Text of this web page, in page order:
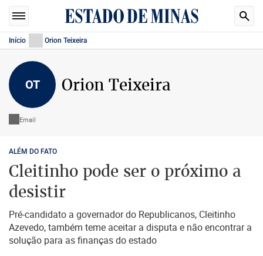
Início Orion Teixeira
OT Orion Teixeira
Email
ALÉM DO FATO
Cleitinho pode ser o próximo a
desistir
Pré-candidato a governador do Republicanos, Cleitinho
Azevedo, também teme aceitar a disputa e não encontrar a
solução para as finanças do estado